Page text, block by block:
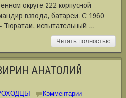
округе 222 корпусной
взвода, батареи. С 1960
Тюратам, испытательный …
Читать полностью
АНАТОЛИЙ
Комментарии